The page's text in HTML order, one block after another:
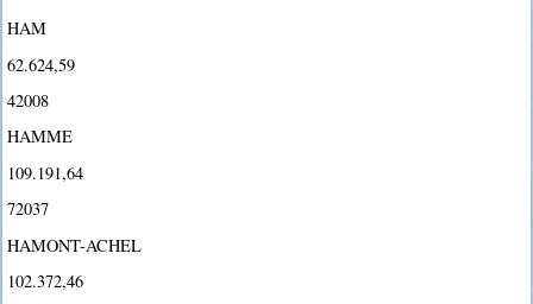
HAM
62.624,59
42008
HAMME
109.191,64
72037
HAMONT-ACHEL
102.372,46